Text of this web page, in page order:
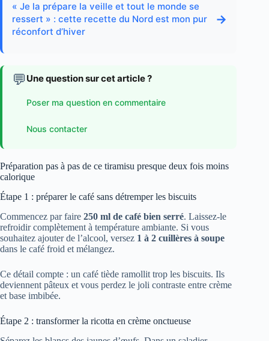
« Je la prépare la veille et tout le monde se
ressert » : cette recette du Nord est mon pur
réconfort d’hiver
→
💬 Une question sur cet article ?
Poser ma question en commentaire
Nous contacter
Préparation pas à pas de ce tiramisu presque deux fois moins
calorique
Étape 1 : préparer le café sans détremper les biscuits
Commencez par faire 250 ml de café bien serré. Laissez-le
refroidir complètement à température ambiante. Si vous
souhaitez ajouter de l’alcool, versez 1 à 2 cuillères à soupe
dans le café froid et mélangez.
Ce détail compte : un café tiède ramollit trop les biscuits. Ils
deviennent pâteux et vous perdez le joli contraste entre crème
et base imbibée.
Étape 2 : transformer la ricotta en crème onctueuse